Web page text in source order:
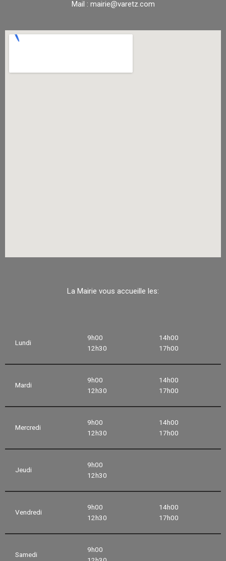
Mail : mairie@varetz.com
La Mairie vous accueille les:
Lundi
9h00
12h30
14h00
17h00
Mardi
9h00
12h30
14h00
17h00
Mercredi
9h00
12h30
14h00
17h00
Jeudi
9h00
12h30
Vendredi
9h00
12h30
14h00
17h00
Samedi
9h00